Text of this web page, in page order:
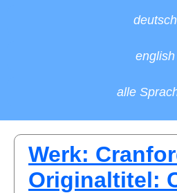
deutsch
english
alle
Werk:
Originaltitel: